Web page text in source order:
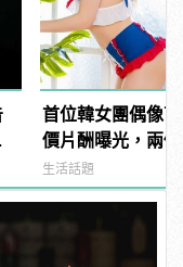
首位韓女團偶像
價片酬曝光，兩
生活話題